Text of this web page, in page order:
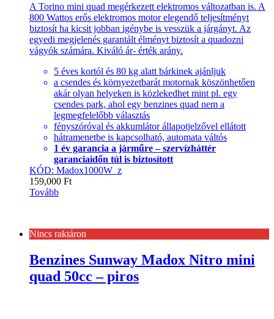
A Torino mini quad megérkezett elektromos változatban is. A
800 Wattos erős elektromos motor elegendő teljesítményt
biztosít ha kicsit jobban igénybe is vesszük a járgányt. Az
egyedi megjelenés garantált élményt biztosít a quadozni
vágyók számára. Kiváló ár- érték arány.
5 éves kortól és 80 kg alatt bárkinek ajánljuk
a csendes és környezetbarát motornak köszönhetően
akár olyan helyeken is közlekedhet mint pl. egy
csendes park, ahol egy benzines quad nem a
legmegfelelőbb választás
fényszóróval és akkumlátor állapotjelzővel ellátott
hátramenetbe is kapcsolható, automata váltós
1 év garancia a járműre – szervízháttér
garanciaidőn túl is biztosított
KÓD: Madox1000W_z
159,000 Ft
Tovább
Nincs raktáron
Benzines Sunway Madox Nitro mini
quad 50cc – piros